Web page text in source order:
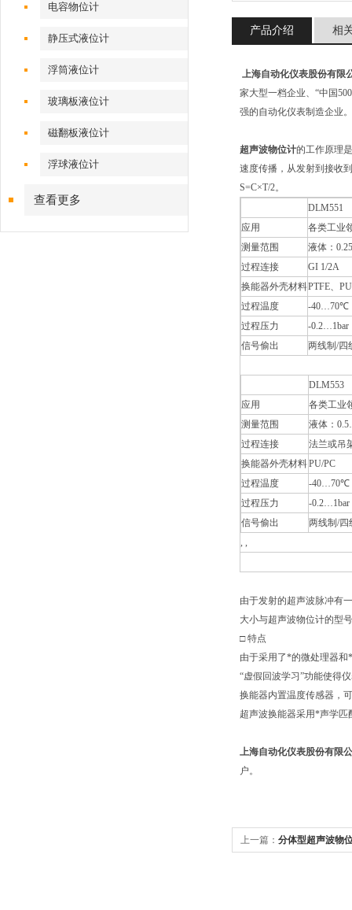
电容物位计
静压式液位计
浮筒液位计
玻璃板液位计
磁翻板液位计
浮球液位计
查看更多
产品介绍 相
上海自动化仪表股份有限
家大型一档企业、“中国
强的自动化仪表制造企业。
超声波物位计的工作原理
速度传播，从发射到接收
S=C×T/2。
DLM551
应用
各类工业
测量范围
液体：
过程连接
GI 1/2A
换能器外壳材料PTFE、
过程温度
-40…70℃
过程压力
-0.2…1bar
信号偷出
两线制/四
DLM553
应用
各类工业
测量范围
液体：
过程连接
法兰或吊
换能器外壳材料PU/PC
过程温度
-40…70℃
过程压力
-0.2…1bar
信号偷出
两线制/
, ,
由于发射的超声波脉冲有
大小与超声波物位计的型
□ 特点
由于采用了*的微处理器和
“虚假回波学习”功能使得
换能器内置温度传感器，
超声波换能器采用*声学匹
上海自动化仪表股份有限
户。
上一篇： 分体型超声波物